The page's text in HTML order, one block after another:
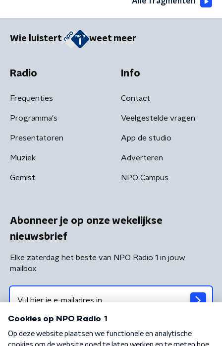
Wie luistert weet meer
Radio
Frequenties
Programma's
Presentatoren
Muziek
Gemist
Info
Contact
Veelgestelde vragen
App de studio
Adverteren
NPO Campus
Abonneer je op onze wekelijkse
nieuwsbrief
Elke zaterdag het beste van NPO Radio 1 in jouw
mailbox